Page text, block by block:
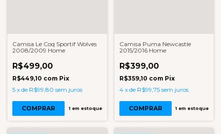
Camisa Le Coq Sportif Wolves
2008/2009 Home
R$499,00
R$449,10 com Pix
5 x de R$99,80 sem juros
COMPRAR 1em estoque
Camisa Puma Newcastle
2015/2016 Home
R$399,00
R$359,10 com Pix
4 x de R$99,75 sem juros
COMPRAR 1 em estoque